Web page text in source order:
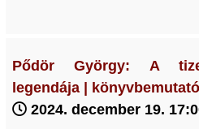
Pődör György: A
legendája | könyvbemutató
2024. december 19.